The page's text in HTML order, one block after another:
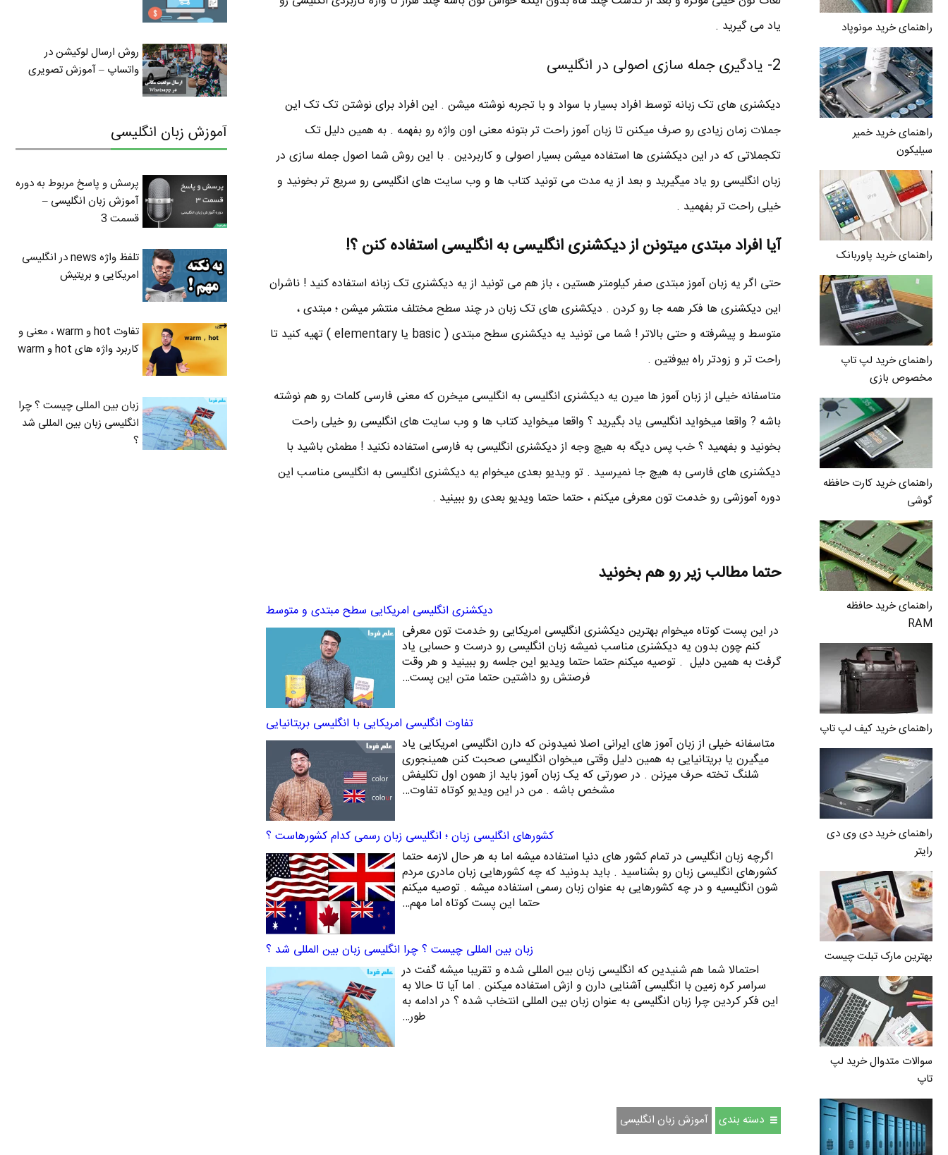
راهنمای خرید مونوپاد
راهنمای خرید خمیر
سیلیکون
راهنمای خرید پاوربانک
راهنمای خرید لپ تاپ
مخصوص بازی
راهنمای خرید کارت حافظه
گوشی
راهنمای خرید حافظه
RAM
راهنمای خرید کیف لپ تاپ
راهنمای خرید دی وی دی
رایتر
بهترین مارک تبلت چیست
سوالات متدوال خرید لپ
تاپ
یاد می گیرید .
2- یادگیری جمله سازی اصولی در انگلیسی
دیکشنری های تک زبانه توسط افراد بسیار با سواد و با تجربه نوشته میشن . این افراد برای نوشتن تک تک این
جملات زمان زیادی رو صرف میکنن تا زبان آموز راحت تر بتونه معنی اون واژه رو بفهمه . به همین دلیل تک
تکجملاتی که در این دیکشنری ها استفاده میشن بسیار اصولی و کاربردین . با این روش شما اصول جمله سازی در
زبان انگلیسی رو یاد میگیرید و بعد از یه مدت می تونید کتاب ها و وب سایت های انگلیسی رو سریع تر بخونید و
خیلی راحت تر بفهمید .
آیا افراد مبتدی میتونن از دیکشنری انگلیسی به انگلیسی استفاده کنن ؟!
حتی اگر یه زبان آموز مبتدی صفر کیلومتر هستین ، باز هم می تونید از یه دیکشنری تک زبانه استفاده کنید ! ناشران
این دیکشنری ها فکر همه جا رو کردن . دیکشنری های تک زبان در چند سطح مختلف منتشر میشن ؛ مبتدی ،
متوسط و پیشرفته و حتی بالاتر ! شما می تونید یه دیکشنری سطح مبتدی ( basic یا elementary ) تهیه کنید تا
راحت تر و زودتر راه بیوفتین .
متاسفانه خیلی از زبان آموز ها میرن یه دیکشنری انگلیسی به انگلیسی میخرن که معنی فارسی کلمات رو هم نوشته
باشه ? واقعا میخواید انگلیسی یاد بگیرید ؟ واقعا میخواید کتاب ها و وب سایت های انگلیسی رو خیلی راحت
بخونید و بفهمید ؟ خب پس دیگه به هیچ وجه از دیکشنری انگلیسی به فارسی استفاده نکنید ! مطمئن باشید با
دیکشنری های فارسی به هیچ جا نمیرسید . تو ویدیو بعدی میخوام یه دیکشنری انگلیسی به انگلیسی مناسب این
دوره آموزشی رو خدمت تون معرفی میکنم ، حتما حتما ویدیو بعدی رو ببینید .
حتما مطالب زیر رو هم بخونید
دیکشنری انگلیسی امریکایی سطح مبتدی و متوسط
در این پست کوتاه میخوام بهترین دیکشنری انگلیسی امریکایی رو خدمت تون معرفی
کنم چون بدون یه دیکشنری مناسب نمیشه زبان انگلیسی رو درست و حسابی یاد
گرفت به همین دلیل . توصیه میکنم حتما حتما ویدیو این جلسه رو ببینید و هر وقت
فرصتش رو داشتین حتما متن این پست…
تفاوت انگلیسی امریکایی با انگلیسی بریتانیایی
متاسفانه خیلی از زبان آموز های ایرانی اصلا نمیدونن که دارن انگلیسی امریکایی یاد
میگیرن یا بریتانیایی به همین دلیل وقتی میخوان انگلیسی صحبت کنن همینجوری
شلنگ تخته حرف میزنن . در صورتی که یک زبان آموز باید از همون اول تکلیفش
مشخص باشه . من در این ویدیو کوتاه تفاوت…
کشورهای انگلیسی زبان ؛ انگلیسی زبان رسمی کدام کشورهاست ؟
اگرچه زبان انگلیسی در تمام کشور های دنیا استفاده میشه اما به هر حال لازمه حتما
کشورهای انگلیسی زبان رو بشناسید . باید بدونید که چه کشورهایی زبان مادری مردم
شون انگلیسیه و در چه کشورهایی به عنوان زبان رسمی استفاده میشه . توصیه میکنم
حتما این پست کوتاه اما مهم…
زبان بین المللی چیست ؟ چرا انگلیسی زبان بین المللی شد ؟
احتمالا شما هم شنیدین که انگلیسی زبان بین المللی شده و تقریبا میشه گفت در
سراسر کره زمین با انگلیسی آشنایی دارن و ازش استفاده میکنن . اما آیا تا حالا به
این فکر کردین چرا زبان انگلیسی به عنوان زبان بین المللی انتخاب شده ؟ در ادامه به
طور…
دسته بندی آموزش زبان انگلیسی
روش ارسال لوکیشن در
واتساپ – آموزش تصویری
آموزش زبان انگلیسی
پرسش و پاسخ مربوط به دوره
آموزش زبان انگلیسی –
قسمت 3
تلفظ واژه news در انگلیسی
امریکایی و بریتیش
تفاوت hot و warm ، معنی و
کاربرد واژه های hot و warm
زبان بین المللی چیست ؟ چرا
انگلیسی زبان بین المللی شد
؟